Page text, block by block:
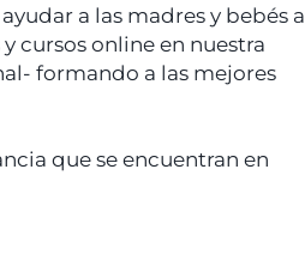
a las madres y bebés a
cursos online en nuestra
formando a las mejores
que se encuentran en